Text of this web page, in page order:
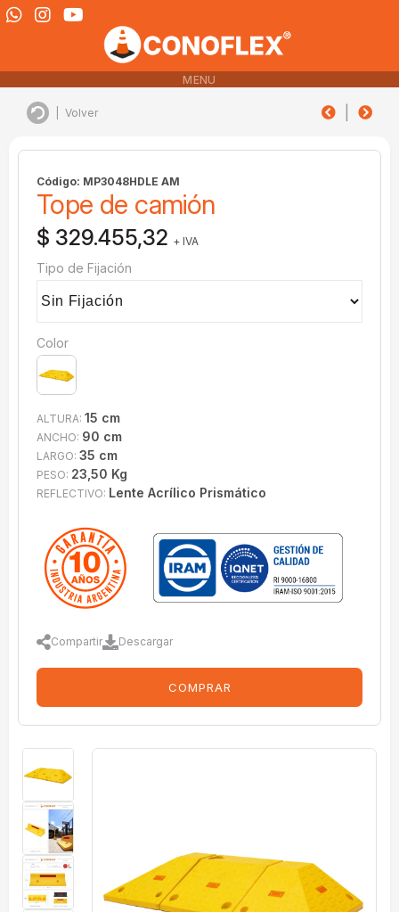
MENU
Volver
Código: MP3048HDLE AM
Tope de camión
$ 329.455,32 + IVA
Tipo de Fijación
Color
ALTURA: 15 cm
ANCHO: 90 cm
LARGO: 35 cm
PESO: 23,50 Kg
REFLECTIVO: Lente Acrílico Prismático
Compartir Descargar
COMPRAR